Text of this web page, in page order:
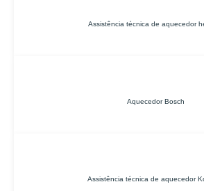
Assistência técnica de aquecedor
Aquecedor Bosch
Assistência técnica de aquecedor